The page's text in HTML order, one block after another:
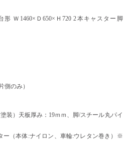
形 Ｗ1460×Ｄ650×Ｈ720 2本キャスター脚
側のみ）
装）天板厚み：19ｍｍ、脚/スチール丸パイ
ー（本体:ナイロン、車輪:ウレタン巻き）※